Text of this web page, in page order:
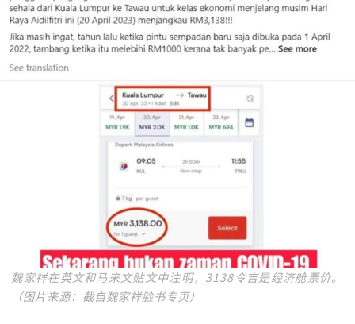
魏家祥在英文和马来文贴文中注明，3138令吉是经济舱票价。
（图片来源：截自魏家祥脸书专页）